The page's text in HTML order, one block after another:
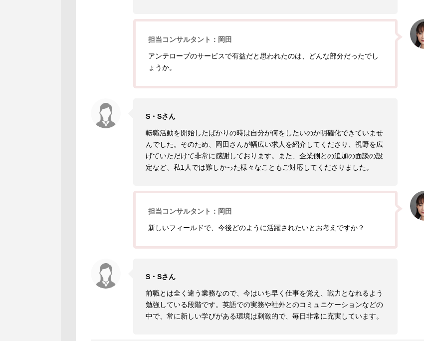
担当コンサルタント：岡田
アンテロープのサービスで有益だと思われたのは、どんな部分だったでし
ょうか。
S・Sさん
転職活動を開始したばかりの時は自分が何をしたいのか明確化できていませ
んでした。そのため、岡田さんが幅広い求人を紹介してくださり、視野を広
げていただけて非常に感謝しております。また、企業側との追加の面談の設
定など、私1人では難しかった様々なこともご対応してくださりました。
担当コンサルタント：岡田
新しいフィールドで、今後どのように活躍されたいとお考えですか？
S・Sさん
前職とは全く違う業務なので、今はいち早く仕事を覚え、戦力となれるよう
勉強している段階です。英語での実務や社外とのコミュニケーションなどの
中で、常に新しい学びがある環境は刺激的で、毎日非常に充実しています。